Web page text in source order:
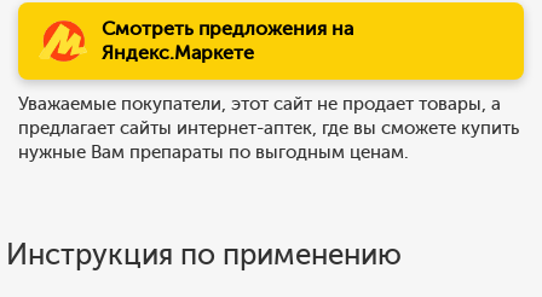
Смотреть предложения на
Яндекс.Маркете
Уважаемые покупатели, этот сайт не продает товары, а
предлагает сайты интернет-аптек, где вы сможете купить
нужные Вам препараты по выгодным ценам.
Инструкция по применению